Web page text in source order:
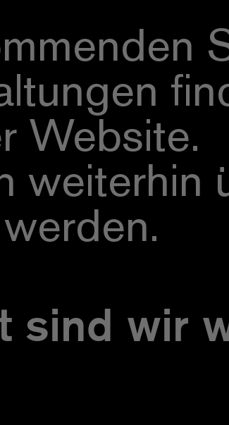
Website.
weiterhin
sind wir